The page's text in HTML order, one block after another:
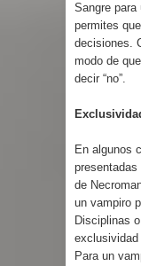
Sangre para
permites
decisiones.
modo de
decir “no”.
En algunos
de
un vampiro
Disciplinas
exclusividad
Para un